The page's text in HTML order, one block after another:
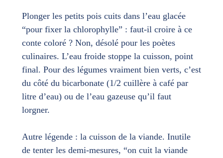
Plonger les petits pois cuits dans l’eau glacée
“pour fixer la chlorophylle” : faut-il croire à ce
conte coloré ? Non, désolé pour les poètes
culinaires. L’eau froide stoppe la cuisson, point
final. Pour des légumes vraiment bien verts, c’est
du côté du bicarbonate (1/2 cuillère à café par
litre d’eau) ou de l’eau gazeuse qu’il faut
lorgner.
Autre légende : la cuisson de la viande. Inutile
de tenter les demi-mesures, “on cuit la viande